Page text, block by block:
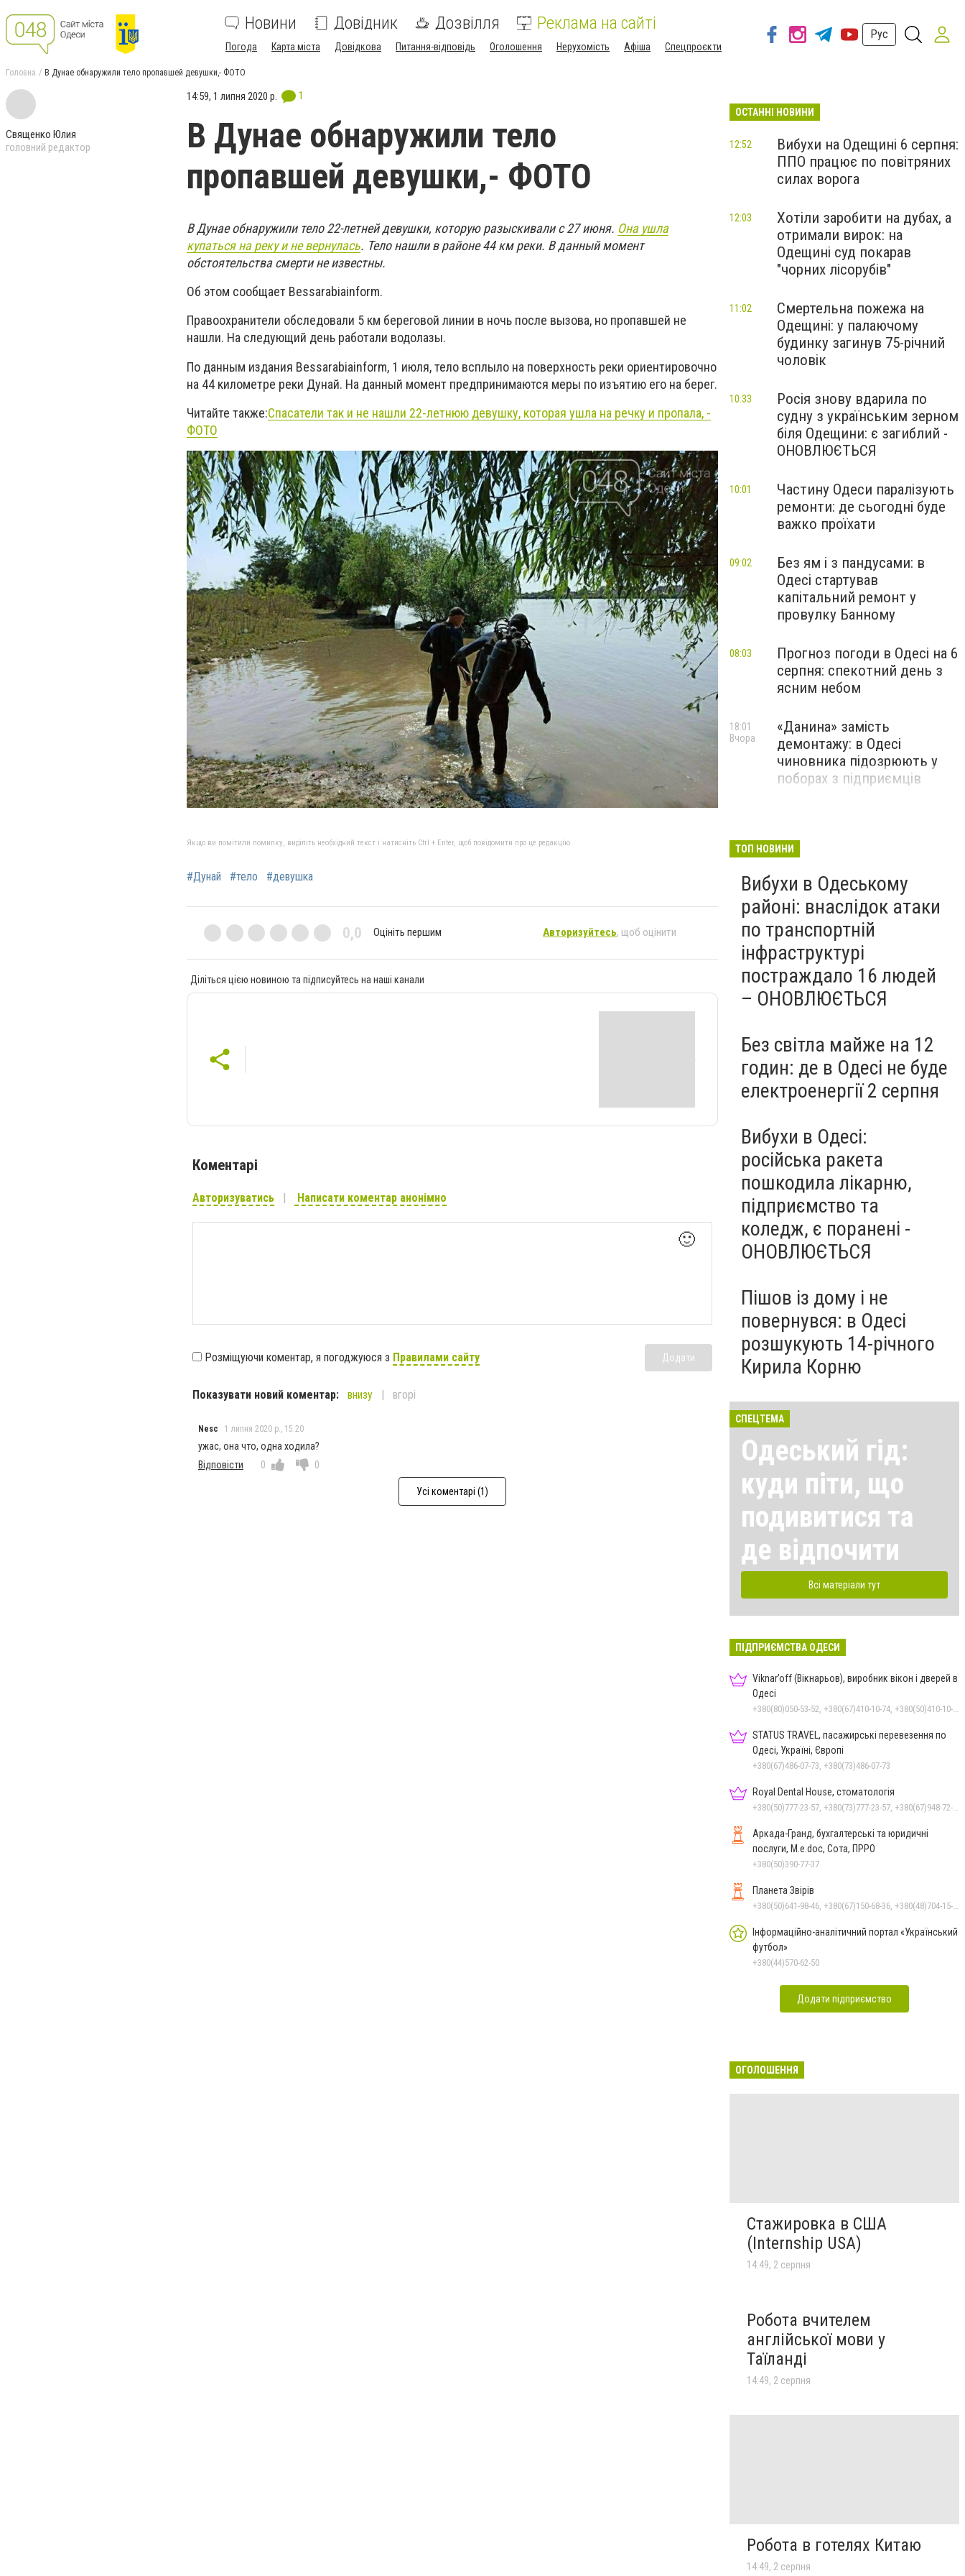
Новини Довідник Дозвілля Реклама на сайті
Погода Карта міста Довідкова Питання-відповідь Оголошення Нерухомість Афіша Спецпроєкти
Рус
Головна В Дунае обнаружили тело пропавшей девушки,- ФОТО
Священко Юлия
головний редактор
14:59, 1 липня 2020 р. 1
В Дунае обнаружили тело
пропавшей девушки,- ФОТО
В Дунае обнаружили тело 22-летней девушки, которую разыскивали с 27 июня. Она ушла
купаться на реку и не вернулась. Тело нашли в районе 44 км реки. В данный момент
обстоятельства смерти не известны.
Об этом сообщает Bessarabiainform.
Правоохранители обследовали 5 км береговой линии в ночь после вызова, но пропавшей не
нашли. На следующий день работали водолазы.
По данным издания Bessarabiainform, 1 июля, тело всплыло на поверхность реки ориентировочно
на 44 километре реки Дунай. На данный момент предпринимаются меры по изъятию его на берег.
Читайте также:Спасатели так и не нашли 22-летнюю девушку, которая ушла на речку и пропала, -
ФОТО
Якщо ви помітили помилку, виділіть необхідний текст і натисніть Ctrl + Enter, щоб повідомити про це редакцію
#Дунай #тело #девушка
0,0 Оцініть першим Авторизуйтесь, щоб оцінити
Діліться цією новиною та підписуйтесь на наші канали
Коментарі
Авторизуватись Написати коментар анонімно
🙂
Розміщуючи коментар, я погоджуюся з Правилами сайту Додати
Показувати новий коментар: внизу вгорі
Nesc 1 липня 2020 р., 15:20
ужас, она что, одна ходила?
Відповісти
0 0
Усі коментарі (1)
ОСТАННІ НОВИНИ
Вибухи на Одещині 6 серпня:
ППО працює по повітряних
силах ворога
12:52
Хотіли заробити на дубах, а
отримали вирок: на
Одещині суд покарав
"чорних лісорубів"
12:03
Смертельна пожежа на
Одещині: у палаючому
будинку загинув 75-річний
чоловік
11:02
Росія знову вдарила по
судну з українським зерном
біля Одещини: є загиблий -
ОНОВЛЮЄТЬСЯ
10:33
Частину Одеси паралізують
ремонти: де сьогодні буде
важко проїхати
10:01
Без ям і з пандусами: в
Одесі стартував
капітальний ремонт у
провулку Банному
09:02
Прогноз погоди в Одесі на 6
серпня: спекотний день з
ясним небом
08:03
«Данина» замість
демонтажу: в Одесі
чиновника підозрюють у
поборах з підприємців
18:01
Вчора
ТОП НОВИНИ
Вибухи в Одеському
районі: внаслідок атаки
по транспортній
інфраструктурі
постраждало 16 людей
– ОНОВЛЮЄТЬСЯ
Без світла майже на 12
годин: де в Одесі не буде
електроенергії 2 серпня
Вибухи в Одесі:
російська ракета
пошкодила лікарню,
підприємство та
коледж, є поранені -
ОНОВЛЮЄТЬСЯ
Пішов із дому і не
повернувся: в Одесі
розшукують 14-річного
Кирила Корню
СПЕЦТЕМА
Одеський гід:
куди піти, що
подивитися та
де відпочити
Всі матеріали тут
ПІДПРИЄМСТВА ОДЕСИ
Viknar’off (Вікнарьов), виробник вікон і дверей в
Одесі
STATUS TRAVEL, пасажирські перевезення по
Одесі, Україні, Європі
+380(67)486-07-73, +380(73)486-07-73
Royal Dental House, стоматологія
Аркада-Гранд, бухгалтерські та юридичні
послуги, M.e.doc, Сота, ПРРО
+380(50)390-77-37
Планета Звірів
Інформаційно-аналітичний портал «Український
футбол»
+380(44)570-62-50
Додати підприємство
ОГОЛОШЕННЯ
Стажировка в США
(Internship USA)
14:49, 2 серпня
Робота вчителем
англійської мови у
Таїланді
14:49, 2 серпня
Робота в готелях Китаю
14:49, 2 серпня